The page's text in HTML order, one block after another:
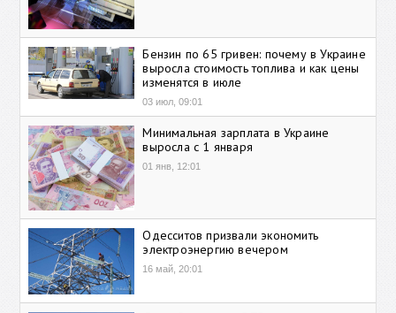
Бензин по 65 гривен: почему в Украине
выросла стоимость топлива и как цены
изменятся в июле
03 июл, 09:01
Минимальная зарплата в Украине
выросла с 1 января
01 янв, 12:01
Одесситов призвали экономить
электроэнергию вечером
16 май, 20:01